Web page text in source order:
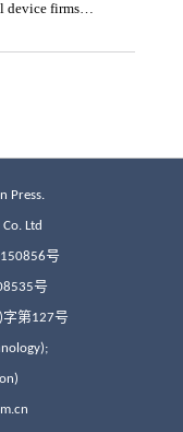
Press.
Ltd
号
号
第127号